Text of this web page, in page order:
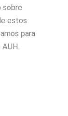
sobre
estos
para